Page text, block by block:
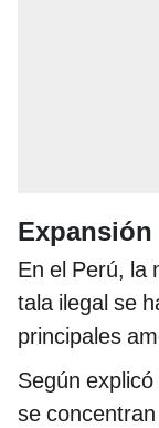
En el Perú, la
tala ilegal se
principales
Según
se